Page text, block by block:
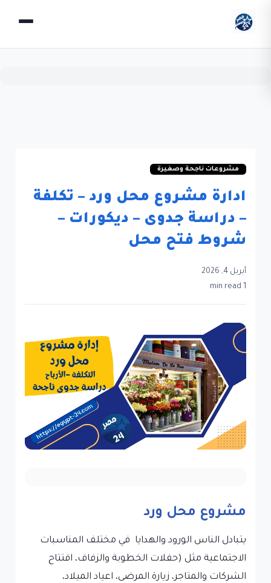
مشروعات ناجحة وصغيرة
ادارة مشروع محل ورد – تكلفة
– دراسة جدوى – ديكورات –
شروط فتح محل
أبريل 4, 2026
1 min read
مشروع محل ورد
يتبادل الناس الورود والهدايا في مختلف المناسبات
الاجتماعية مثل (حفلات الخطوبة والزفاف، افتتاح
الشركات والمتاجر، زيارة المرضى، اعياد الميلاد،